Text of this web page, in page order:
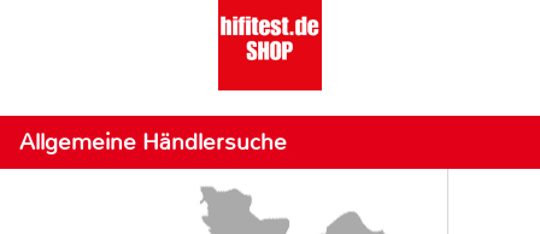
Allgemeine Händlersuche